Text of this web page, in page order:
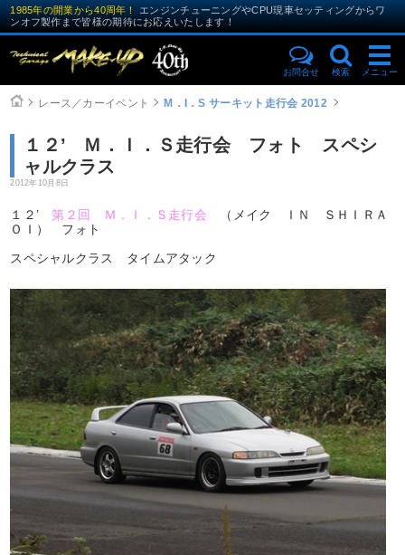
1985年の開業から40周年！
エンジンチューニングやCPU現車セッティングからワ
ンオフ製作まで皆様の期待にお応えいたします！
お問合せ 検索 メニュー
レース／カーイベント M．I．S サーキット走行会 2012
１２’ Ｍ．Ｉ．Ｓ走行会 フォト スペシ
ャルクラス
2012年10月8日
１２’第２回 Ｍ．Ｉ．Ｓ走行会
（メイク ＩＮ ＳＨＩＲＡ
ＯＩ） フォト
スペシャルクラス タイムアタック